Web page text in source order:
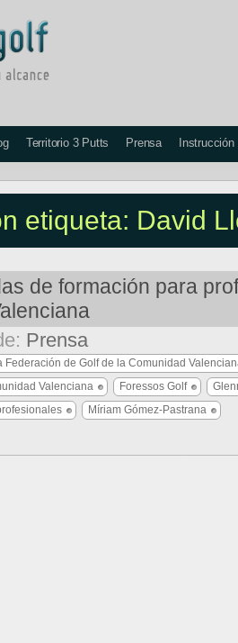
Territorio 3 Putts Prensa Instrucción
etiqueta: David
de formación para
Prensa
Federación de Golf de la Comunidad
Valenciana
Foressos Golf
Míriam Gómez-Pastrana